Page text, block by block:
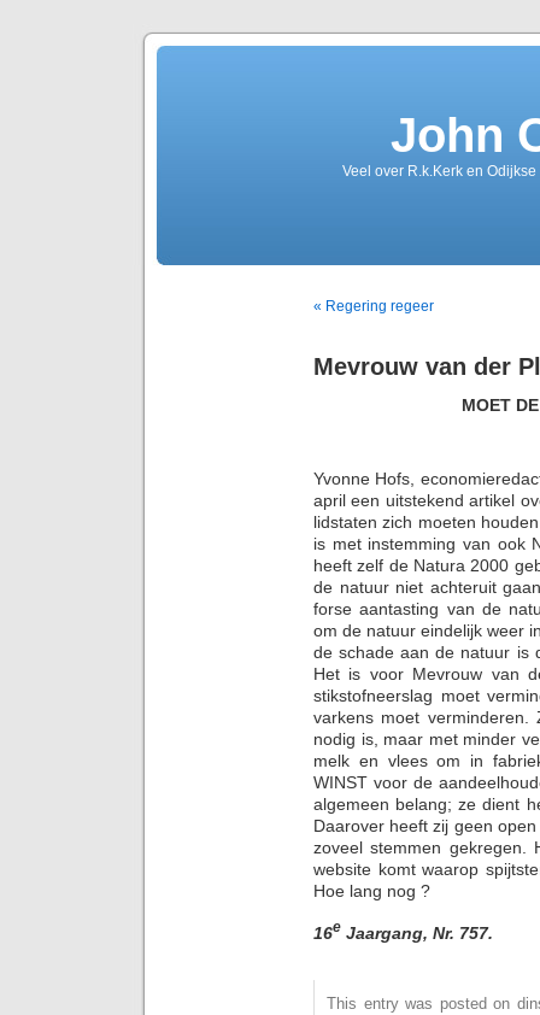
John
Veel over R.k.Kerk en
« Regering regeer
Mevrouw van der
MOET
Yvonne Hofs,
april een uitstekend artikel
lidstaten zich moeten
is met instemming van ook
heeft zelf de Natura 2000
de natuur niet achteruit
forse aantasting van de
om de natuur eindelijk weer
de schade aan de natuur is
Het is voor Mevrouw van
stikstofneerslag moet
varkens moet
nodig is, maar met minder
melk en vlees om in
WINST voor de
algemeen belang; ze dient
Daarover heeft zij geen
zoveel stemmen
website komt waarop
Hoe lang nog ?
16e Jaargang, Nr. 757.
This entry was posted on